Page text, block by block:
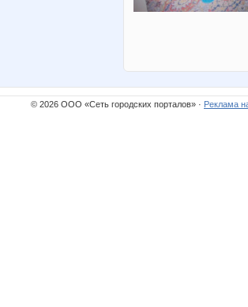
© 2026 ООО «Сеть городских порталов» · Реклама